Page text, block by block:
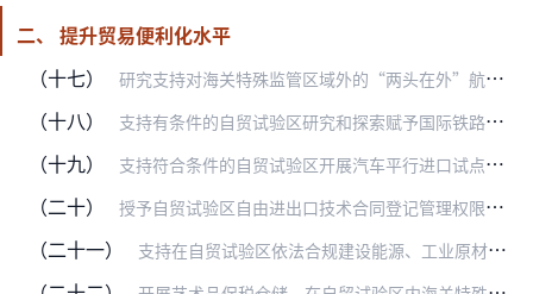
二、 提升贸易便利化水平
（十七）
研究支持对海关特殊监管区域外的“两头在外”航空维修业态实行保税监管。（负责部门：商务部、海关总署、财政部、税务总局）
（十八） 支持有条件的自贸试验区研究和探索赋予国际铁路运单物权凭证功能，将铁路运单作为信用证议付票据，提高国际铁路货运联运水平。（负责部门：商务部、银保监会、铁路局、中国…
（十九） 支持符合条件的自贸试验区开展汽车平行进口试点。（负责部门：商务部）
（二十） 授予自贸试验区自由进出口技术合同登记管理权限。（负责部门：商务部）
（二十一） 支持在自贸试验区依法合规建设能源、工业原材料、大宗农产品等国际贸易平台和现货交易市场。（负责部门：商务部）